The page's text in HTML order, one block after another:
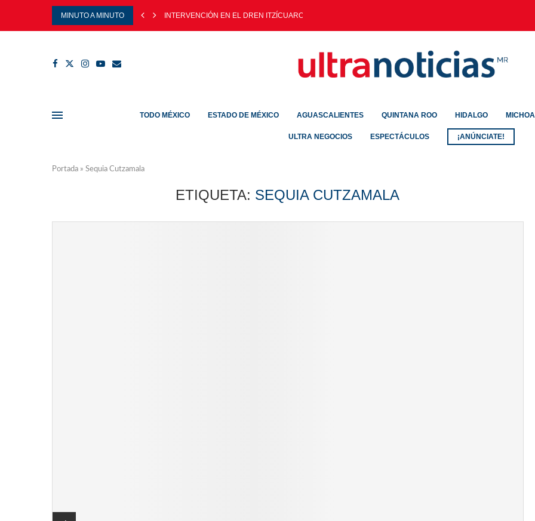
MINUTO A MINUTO INTERVENCIÓN EN EL DREN ITZÍCUARO MITIGARÁ INUNDACIONES AL...
TODO MÉXICO ESTADO DE MÉXICO AGUASCALIENTES QUINTANA ROO HIDALGO
ULTRA NEGOCIOS ESPECTÁCULOS ¡ANÚNCIATE!
Portada » Sequia Cutzamala
ETIQUETA: SEQUIA CUTZAMALA